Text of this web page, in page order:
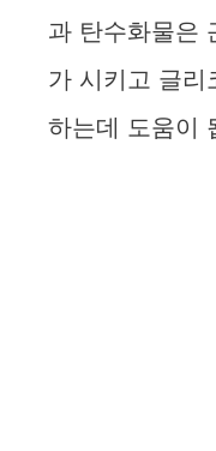
과 탄수화물은
가 시키고 글리
하는데 도움이